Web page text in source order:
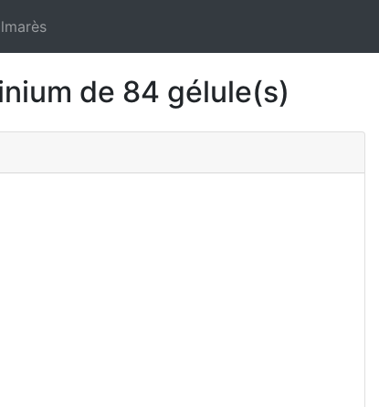
de 84 gélule(s)